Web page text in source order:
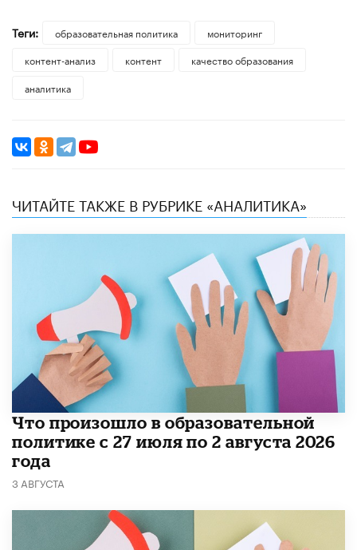
Теги: образовательная политика
мониторинг
контент-анализ
контент
качество образования
аналитика
ЧИТАЙТЕ ТАКЖЕ В РУБРИКЕ «АНАЛИТИКА»
​Что произошло в образовательной
политике с 27 июля по 2 августа 2026
года
3 АВГУСТА